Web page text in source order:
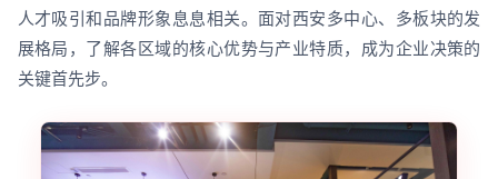
人才吸引和品牌形象息息相关。面对西安多中心、多板块的发
展格局，了解各区域的核心优势与产业特质，成为企业决策的
关键首先步。